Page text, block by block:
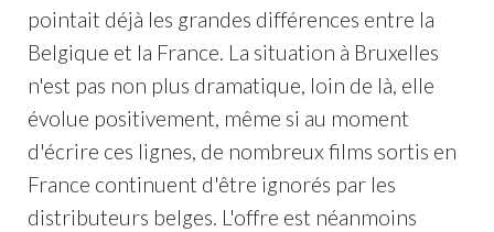
pointait déjà les grandes différences entre la
Belgique et la France. La situation à Bruxelles
n'est pas non plus dramatique, loin de là, elle
évolue positivement, même si au moment
d'écrire ces lignes, de nombreux films sortis en
France continuent d'être ignorés par les
distributeurs belges. L'offre est néanmoins